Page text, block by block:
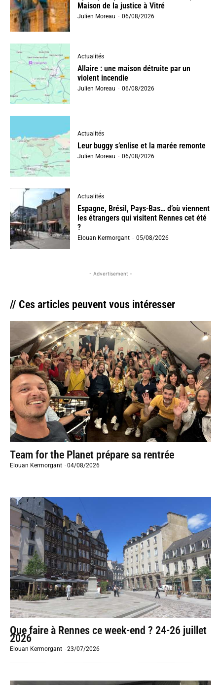
Maison de la justice à Vitré
Julien Moreau - 06/08/2026
Actualités
Allaire : une maison détruite par un
violent incendie
Julien Moreau - 06/08/2026
Actualités
Leur buggy s’enlise et la marée remonte
Julien Moreau - 06/08/2026
Actualités
Espagne, Brésil, Pays-Bas… d’où viennent
les étrangers qui visitent Rennes cet été
?
Elouan Kermorgant - 05/08/2026
- Advertisement -
// Ces articles peuvent vous intéresser
Team for the Planet prépare sa rentrée
Elouan Kermorgant -04/08/2026
Que faire à Rennes ce week-end ? 24-26 juillet
2026
Elouan Kermorgant -23/07/2026